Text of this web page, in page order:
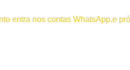
entra nos contas WhatsApp,e